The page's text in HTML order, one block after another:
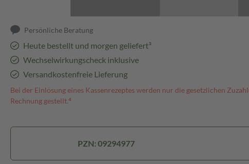
Persönliche Beratung
Heute bestellt und morgen geliefert³
Wechselwirkungscheck inklusive
Versandkostenfreie Lieferung
Bei der Einlösung eines Kassenrezeptes werden nur die gesetzlichen
Rechnung gestellt.⁴
PZN: 09294977